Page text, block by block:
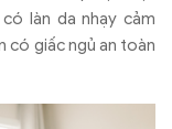
làn da nhạy cảm
có giấc ngủ an toàn